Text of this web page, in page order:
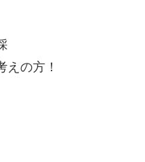
の方！